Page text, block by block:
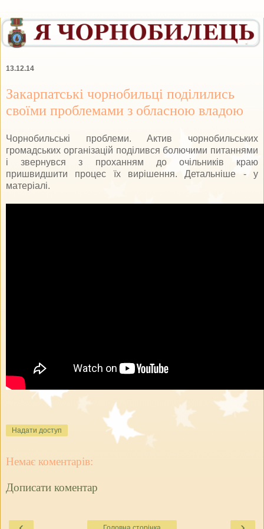
13.12.14
Закарпатські чорнобильці поділились
своїми проблемами з обласною владою
Чорнобильські проблеми. Актив чорнобильських
громадських організацій поділився болючими питаннями
і звернувся з проханням до очільників краю
пришвидшити процес їх вирішення. Детальніше - у
матеріалі.
Надати доступ
Немає коментарів:
Дописати коментар